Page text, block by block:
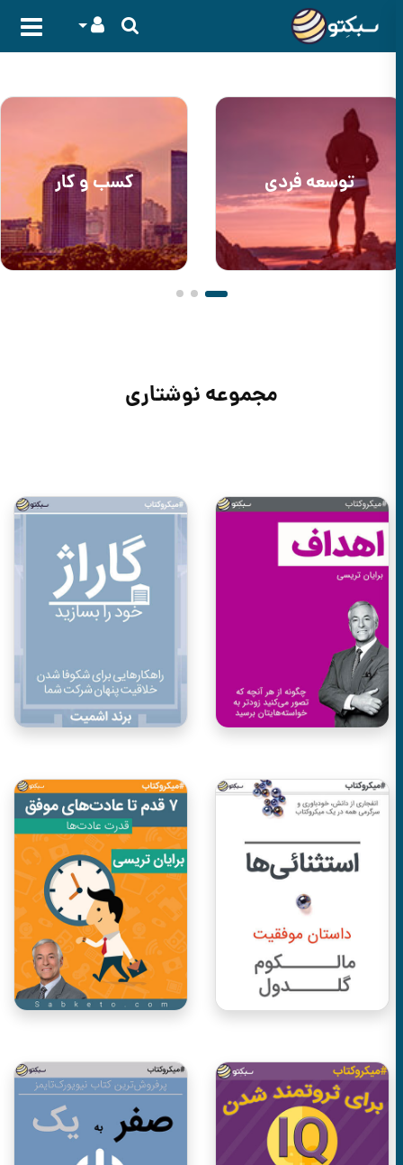
توسعه فردی کسب و کار
مجموعه نوشتاری